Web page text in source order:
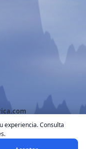
experiencia. Consulta